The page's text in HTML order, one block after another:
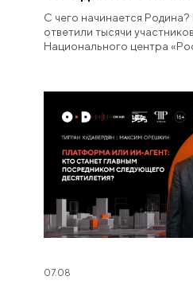
С чего начинается
ответили тысячи
Национального центра
07.08